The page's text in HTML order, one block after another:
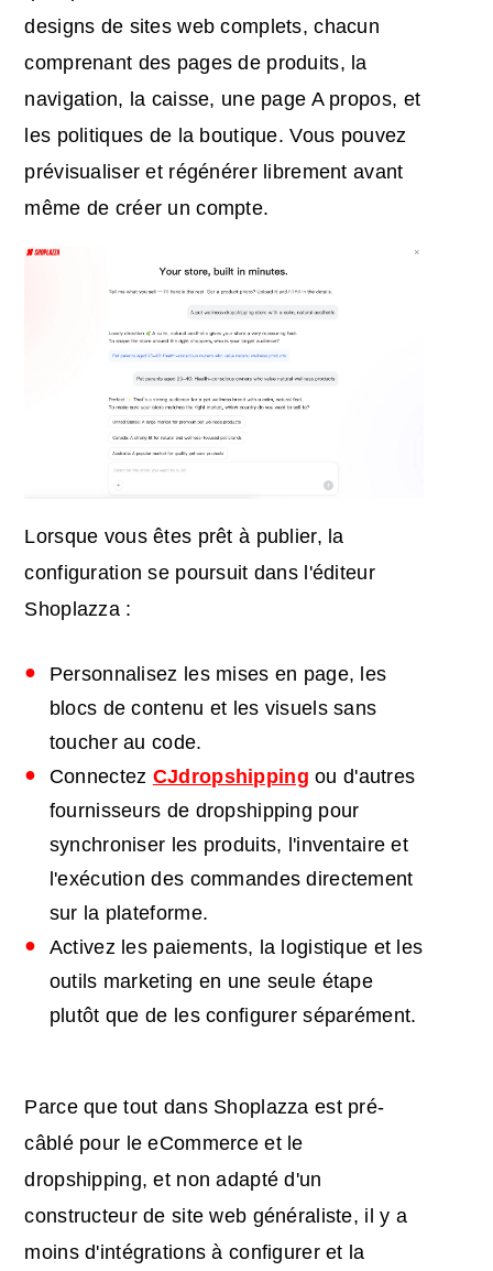
designs de sites web complets, chacun
comprenant des pages de produits, la
navigation, la caisse, une page A propos, et
les politiques de la boutique. Vous pouvez
prévisualiser et régénérer librement avant
même de créer un compte.
Lorsque vous êtes prêt à publier, la
configuration se poursuit dans l'éditeur
Shoplazza :
Personnalisez les mises en page, les
blocs de contenu et les visuels sans
toucher au code.
Connectez CJdropshipping ou d'autres
fournisseurs de dropshipping pour
synchroniser les produits, l'inventaire et
l'exécution des commandes directement
sur la plateforme.
Activez les paiements, la logistique et les
outils marketing en une seule étape
plutôt que de les configurer séparément.
Parce que tout dans Shoplazza est pré-
câblé pour le eCommerce et le
dropshipping, et non adapté d'un
constructeur de site web généraliste, il y a
moins d'intégrations à configurer et la